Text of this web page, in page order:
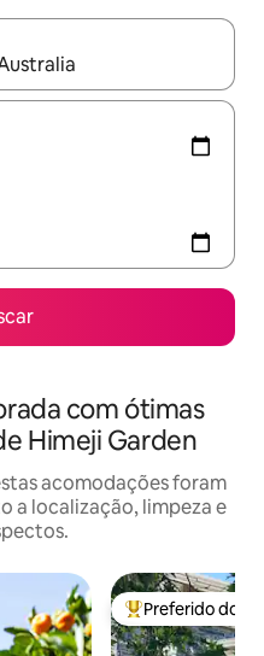
disponíveis, explore-os
com ótimas
Himeji Garden
acomodações foram
a localização, limpeza e
hóspedes Entre os
Preferido dos